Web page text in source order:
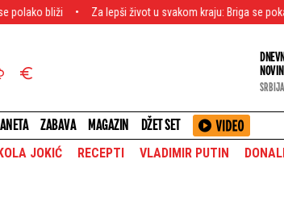
Za lepši život u svakom kraju: Briga se pokazuje delima, a ne
SRBIJA
ZABAVA MAGAZIN DŽET SET
JOKIĆ RECEPTI VLADIMIR PUTIN